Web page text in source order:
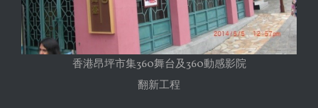
香港昂坪市集360舞台及360動感影院
翻新工程